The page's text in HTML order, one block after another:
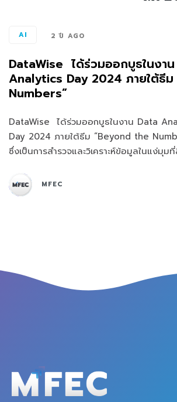
AI 2 ปี AGO
DataWise ได้ร่วมออกบูธในงา
Analytics Day 2024 ภายใต้ธี
Numbers”
DataWise ได้ร่วมออกบูธในงาน Data
Day 2024 ภายใต้ธีม “Beyond the
ซึ่งเป็นการสำรวจและวิเคราะห์ข้อมูลในแง่มุม
MFEC